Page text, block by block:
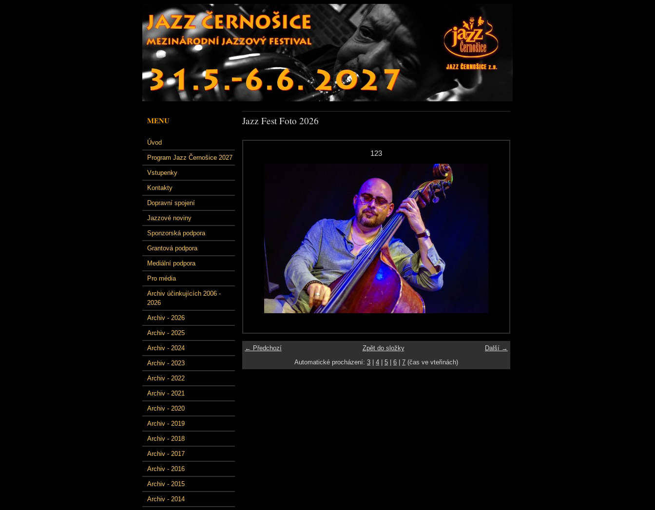
MENU
Úvod
Program Jazz Černošice 2027
Vstupenky
Kontakty
Dopravní spojení
Jazzové noviny
Sponzorská podpora
Grantová podpora
Mediální podpora
Pro média
Archiv účinkujících 2006 -
2026
Archiv - 2026
Archiv - 2025
Archiv - 2024
Archiv - 2023
Archiv - 2022
Archiv - 2021
Archiv - 2020
Archiv - 2019
Archiv - 2018
Archiv - 2017
Archiv - 2016
Archiv - 2015
Archiv - 2014
Jazz Fest Foto 2026
123
← Předchozí Další →
Zpět do složky
Automatické procházení: 3 4 5 6 7 (čas ve vteřinách)